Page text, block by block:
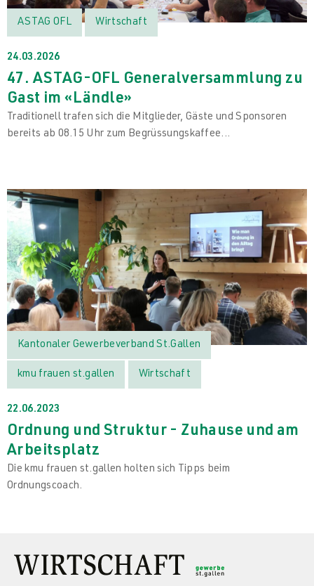
ASTAG OFL Wirtschaft
24.03.2026
47. ASTAG-OFL Generalversammlung zu
Gast im «Ländle»
Traditionell trafen sich die Mitglieder, Gäste und Sponsoren
bereits ab 08.15 Uhr zum Begrüssungskaffee...
Kantonaler Gewerbeverband St.Gallen
kmu frauen st.gallen Wirtschaft
22.06.2023
Ordnung und Struktur - Zuhause und am
Arbeitsplatz
Die kmu frauen st.gallen holten sich Tipps beim
Ordnungscoach.